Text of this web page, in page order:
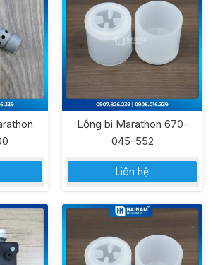
Lồng bi Marathon 670-
045-552
Liên hệ